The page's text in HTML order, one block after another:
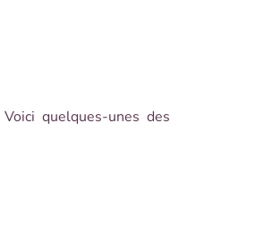
quelques-unes des